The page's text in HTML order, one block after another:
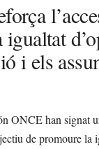
i els
ONCE han signat
de promoure la